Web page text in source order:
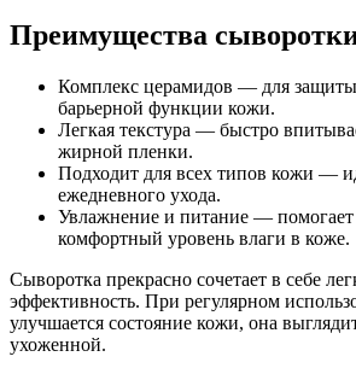
Преимущества
Комплекс церамидов — для защиты
барьерной функции кожи.
Легкая текстура — быстро
жирной пленки.
Подходит для всех типов кожи —
ежедневного ухода.
Увлажнение и питание — помогает
комфортный уровень влаги в коже.
Сыворотка прекрасно сочетает в себе
эффективность. При регулярном
улучшается состояние кожи, она
ухоженной.